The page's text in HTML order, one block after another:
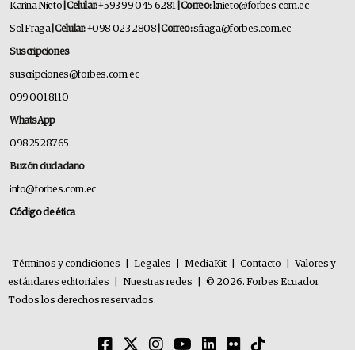
Karina Nieto | Celular:+593 99 045 6281 | Correo:knieto@forbes.com.ec
Sol Fraga| Celular:+098 023 2808 | Correo:sfraga@forbes.com.ec
Suscripciones
suscripciones@forbes.com.ec
099 001 8110
WhatsApp
0982528765
Buzón ciudadano
info@forbes.com.ec
Código de ética
Términos y condiciones Legales MediaKit Contacto
Valores y
estándares editoriales
Nuestras redes
© 2026. Forbes Ecuador.
Todos los derechos reservados.